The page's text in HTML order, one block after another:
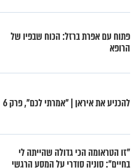
פתוח עם אפרת ברזל: הכוח שבפיו של
הרופא
להכניע את איראן | "אמרתי לכם", פרק 6
"זו הטראומה הכי גדולה שהייתה לי
בחיים": סוניה סודרי על המסע הרגשי